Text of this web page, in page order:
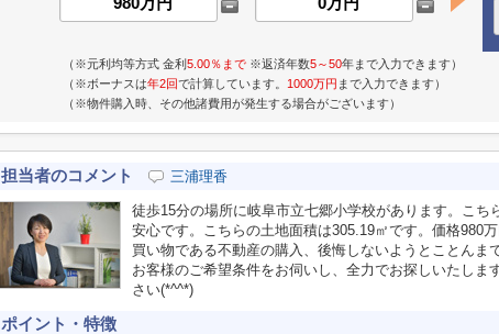
（※元利均等方式 金利5.00％まで ※返済年数5～50年まで入力できます）
（※ボーナスは年2回で計算しています。 1000万円 まで入力できます）
（※物件購入時、その他諸費用が発生する場合がございます）
担当者のコメント 三浦理香
徒歩15分の場所に岐阜市立七郷小学校があります。こち
安心です。こちらの土地面積は305.19㎡です。価格980
買い物である不動産の購入、後悔しないようとことんま
お客様のご希望条件をお伺いし、全力でお探しいたしま
さい(*^^*)
ポイント・特徴